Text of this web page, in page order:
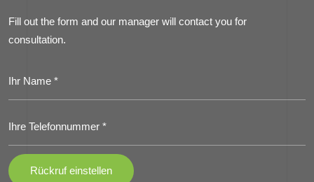
Fill out the form and our manager will contact you for
consultation.